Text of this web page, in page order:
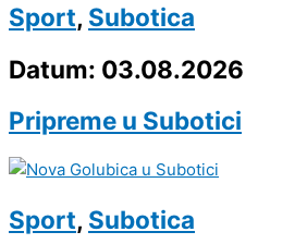
Sport, Subotica
Datum: 03.08.2026
Pripreme u Subotici
Sport, Subotica